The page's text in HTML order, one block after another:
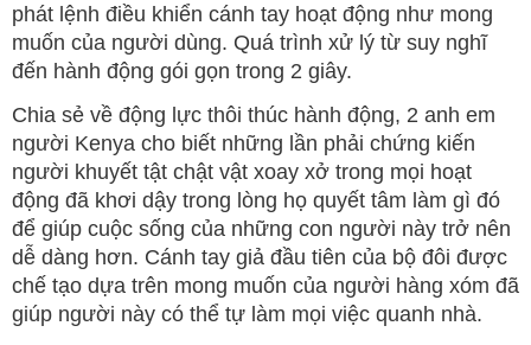
phát lệnh điều khiển cánh tay hoạt động như mong
muốn của người dùng. Quá trình xử lý từ suy nghĩ
đến hành động gói gọn trong 2 giây.
Chia sẻ về động lực thôi thúc hành động, 2 anh em
người Kenya cho biết những lần phải chứng kiến
người khuyết tật chật vật xoay xở trong mọi hoạt
động đã khơi dậy trong lòng họ quyết tâm làm gì đó
để giúp cuộc sống của những con người này trở nên
dễ dàng hơn. Cánh tay giả đầu tiên của bộ đôi được
chế tạo dựa trên mong muốn của người hàng xóm đã
giúp người này có thể tự làm mọi việc quanh nhà.